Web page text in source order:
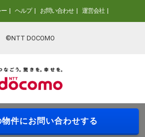
ヘルプ お問い合わせ 運営会社
©NTT DOCOMO
物件にお問い合わせする